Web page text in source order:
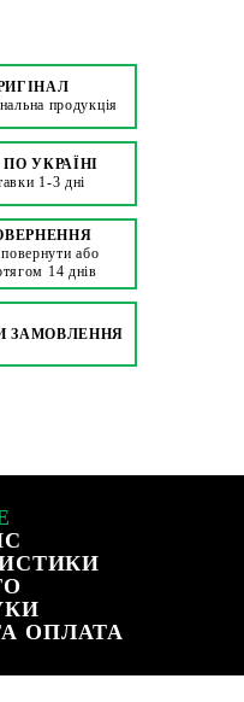
продукція
УКРАЇНІ
1-3 дні
або
14 днів
ЗАМОВЛЕННЯ
ОПЛАТА